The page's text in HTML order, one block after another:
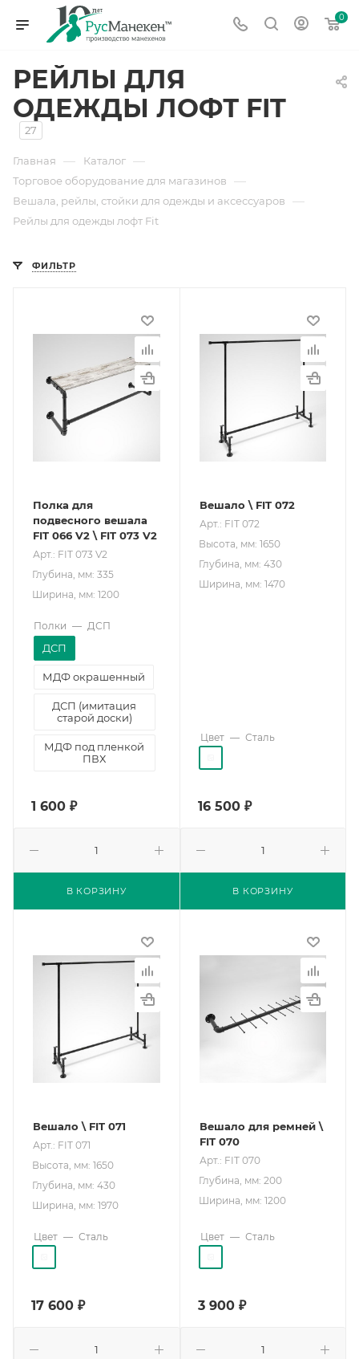
0
РЕЙЛЫ ДЛЯ
ОДЕЖДЫ ЛОФТ FIT
27
Главная — Каталог —
Торговое оборудование для магазинов —
Вешала, рейлы, стойки для одежды и аксессуаров —
Рейлы для одежды лофт Fit
ФИЛЬТР
Полка для
подвесного вешала
FIT 066 V2 \ FIT 073 V2
Арт.: FIT 073 V2
Глубина, мм: 335
Ширина, мм: 1200
В КОРЗИНУ
Полки — ДСП
ДСП
МДФ окрашенный
ДСП (имитация
старой доски)
МДФ под пленкой
ПВХ
1 600 ₽
Вешало \ FIT 072
Арт.: FIT 072
Высота, мм: 1650
Глубина, мм: 430
Ширина, мм: 1470
В КОРЗИНУ
Цвет — Сталь
16 500₽
Вешало \ FIT 071
Арт.: FIT 071
Высота, мм: 1650
Глубина, мм: 430
Ширина, мм: 1970
Цвет — Сталь
17 600 ₽
Вешало для ремней \
FIT 070
Арт.: FIT 070
Глубина, мм: 200
Ширина, мм: 1200
Цвет — Сталь
3 900₽